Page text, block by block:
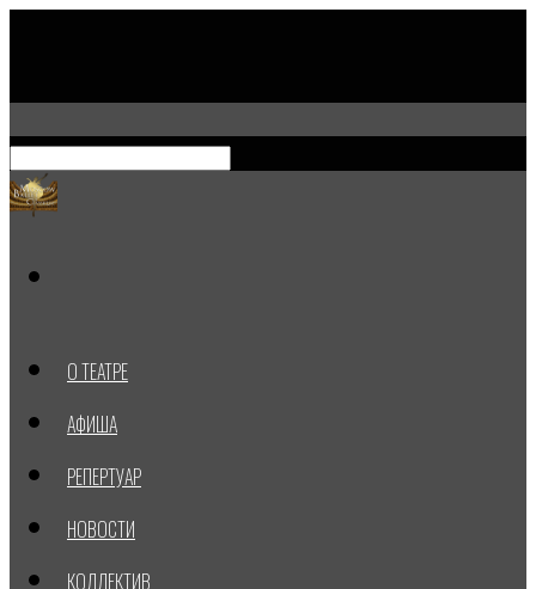
О ТЕАТРЕ
АФИША
РЕПЕРТУАР
НОВОСТИ
КОЛЛЕКТИВ